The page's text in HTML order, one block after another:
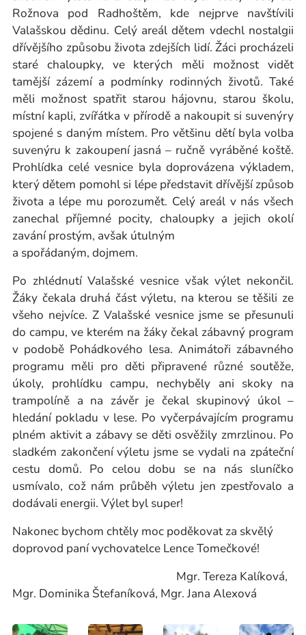
Rožnova pod Radhoštěm, kde nejprve navštívili
Valašskou dědinu. Celý areál dětem vdechl nostalgii
dřívějšího způsobu života zdejších lidí. Žáci procházeli
staré chaloupky, ve kterých měli možnost vidět
tamější zázemí a podmínky rodinných životů. Také
měli možnost spatřit starou hájovnu, starou školu,
místní kapli, zvířátka v přírodě a nakoupit si suvenýry
spojené s daným místem. Pro většinu dětí byla volba
suvenýru k zakoupení jasná – ručně vyráběné koště.
Prohlídka celé vesnice byla doprovázena výkladem,
který dětem pomohl si lépe představit dřívější způsob
života a lépe mu porozumět. Celý areál v nás všech
zanechal příjemné pocity, chaloupky a jejich okolí
zavání prostým, avšak útulným
a spořádaným, dojmem.
Po zhlédnutí Valašské vesnice však výlet nekončil.
Žáky čekala druhá část výletu, na kterou se těšili ze
všeho nejvíce. Z Valašské vesnice jsme se přesunuli
do campu, ve kterém na žáky čekal zábavný program
v podobě Pohádkového lesa. Animátoři zábavného
programu měli pro děti připravené různé soutěže,
úkoly, prohlídku campu, nechyběly ani skoky na
trampolíně a na závěr je čekal skupinový úkol –
hledání pokladu v lese. Po vyčerpávajícím programu
plném aktivit a zábavy se děti osvěžily zmrzlinou. Po
sladkém zakončení výletu jsme se vydali na zpáteční
cestu domů. Po celou dobu se na nás sluníčko
usmívalo, což nám průběh výletu jen zpestřovalo a
dodávali energii. Výlet byl super!
Nakonec bychom chtěly moc poděkovat za skvělý
doprovod paní vychovatelce Lence Tomečkové!
Mgr. Tereza Kalíková,
Mgr. Dominika Štefaníková, Mgr. Jana Alexová